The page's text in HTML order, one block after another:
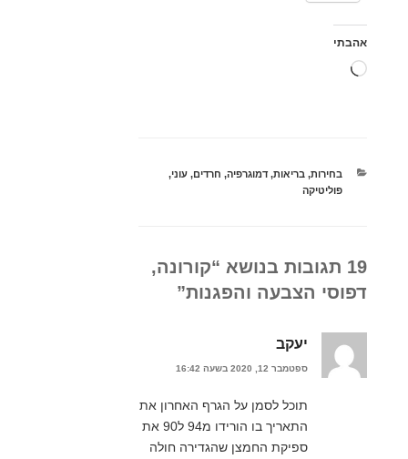
אהבתי
טוען...
קטגוריות
בחירות,בריאות,דמוגרפיה, חרדים,עוני,
פוליטיקה
19 תגובות בנושא “קורונה,
דפוסי הצבעה והפגנות”
יעקב
ספטמבר 12, 2020 בשעה 16:42
תוכל לסמן על הגרף האחרון את
התאריך בו הורידו מ94 ל90 את
ספיקת החמצן שהגדירה חולה